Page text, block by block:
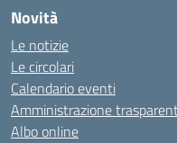
Novità
Le notizie
Le circolari
Calendario eventi
Amministrazione
Albo online